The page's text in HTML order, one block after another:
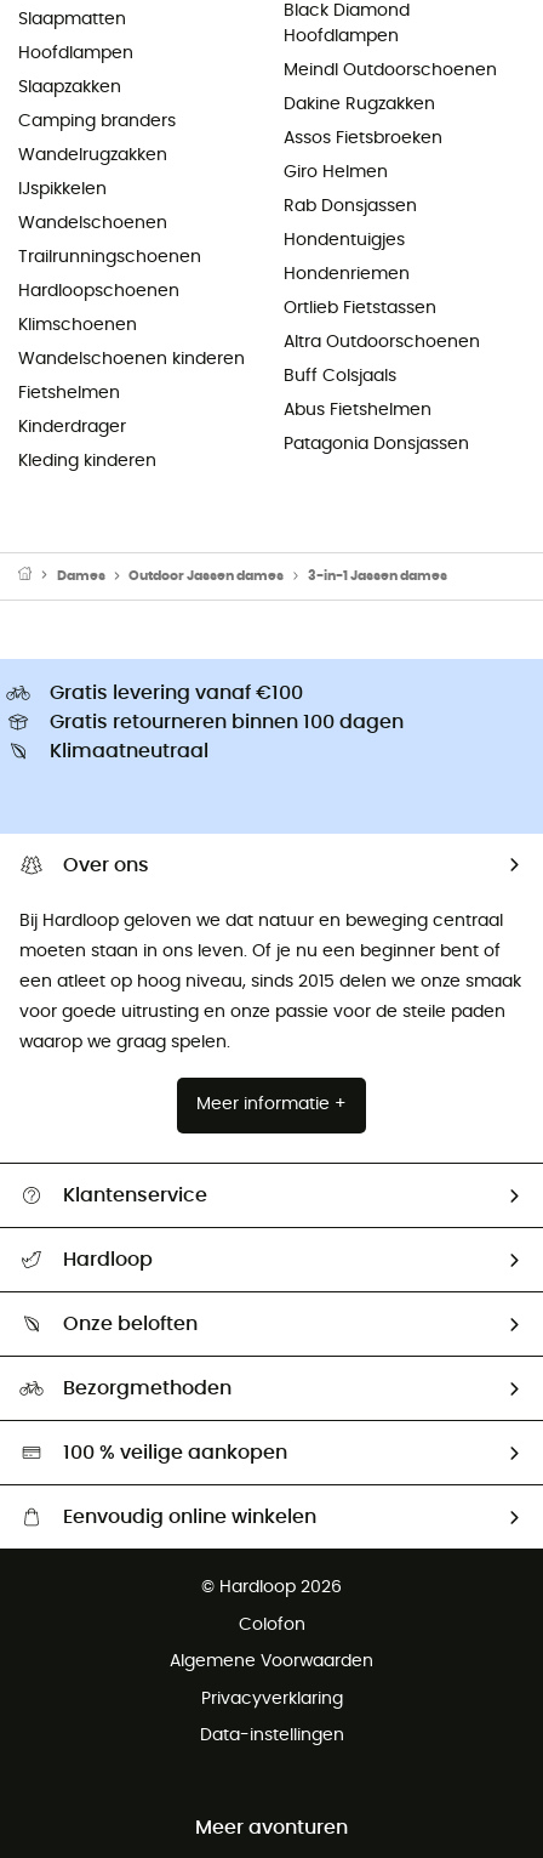
Slaapmatten
Hoofdlampen
Slaapzakken
Camping branders
Wandelrugzakken
IJspikkelen
Wandelschoenen
Trailrunningschoenen
Hardloopschoenen
Klimschoenen
Wandelschoenen kinderen
Fietshelmen
Kinderdrager
Kleding kinderen
Black Diamond
Hoofdlampen
Meindl Outdoorschoenen
Dakine Rugzakken
Assos Fietsbroeken
Giro Helmen
Rab Donsjassen
Hondentuigjes
Hondenriemen
Ortlieb Fietstassen
Altra Outdoorschoenen
Buff Colsjaals
Abus Fietshelmen
Patagonia Donsjassen
Dames Outdoor Jassen dames 3-in-1 Jassen dames
Gratis levering vanaf €100
Gratis retourneren binnen 100 dagen
Klimaatneutraal
Over ons
Bij Hardloop geloven we dat natuur en beweging centraal
moeten staan ​​in ons leven. Of je nu een beginner bent of
een atleet op hoog niveau, sinds 2015 delen we onze smaak
voor goede uitrusting en onze passie voor de steile paden
waarop we graag spelen.
Meer informatie +
Klantenservice
Mijn zending volgen
Retourzendingen & Terugbetalingen
Hardloop
Ambassadeurs
Onze beloften
Hardgreen
Bezorgmethoden
100 % veilige aankopen
Eenvoudig online winkelen
Gratis retourneren binnen 100 dagen
© Hardloop 2026
Colofon
Algemene Voorwaarden
Privacyverklaring
Data-instellingen
Meer avonturen